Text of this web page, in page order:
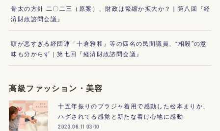
骨太の方針 二〇二三（原案）、財政は緊縮か拡大か？｜第八回『経
済財政諮問会議』
頭が悪すぎる経団連「十倉雅和」等の四名の民間議員、“相殺”の意
味も分からず｜第七回『経済財政諮問会議』
高級ファッション・美容
十五年振りのブラジャ着用で感動した松本まりか、
ハグされてる感覚と新たな着け心地に感動
2023.06.11 03:10